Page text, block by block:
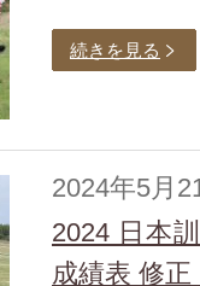
続きを見る
2024年5月
2024 日本
成績表 修正